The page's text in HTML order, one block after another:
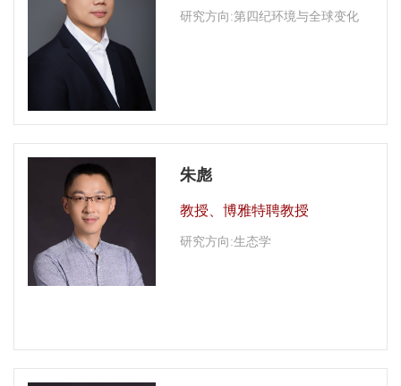
研究方向:第四纪环境与全球变化
朱彪
教授、博雅特聘教授
研究方向:生态学